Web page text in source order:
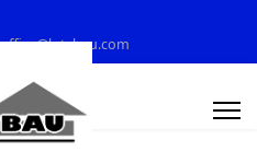
office@lutzbau.com